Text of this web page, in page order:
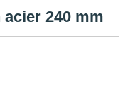
240 mm